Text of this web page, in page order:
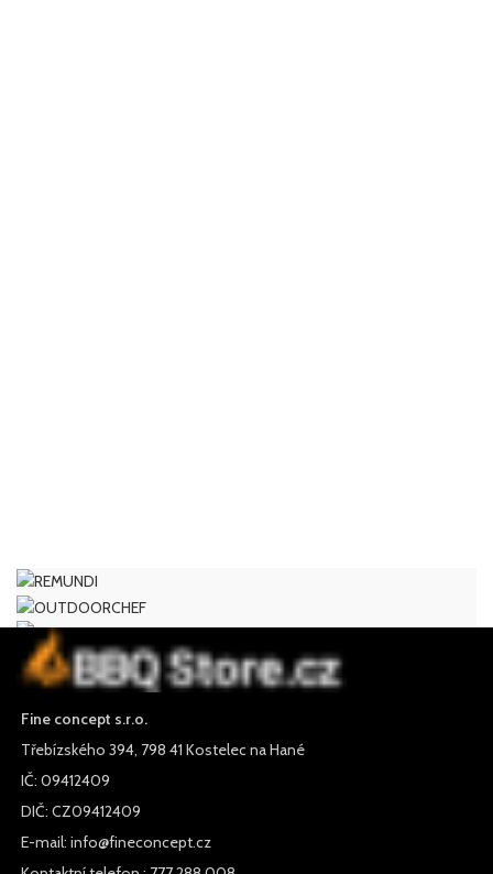
Fine concept s.r.o.
Třebízského 394, 798 41 Kostelec na Hané
IČ: 09412409
DIČ: CZ09412409
E-mail: info@fineconcept.cz